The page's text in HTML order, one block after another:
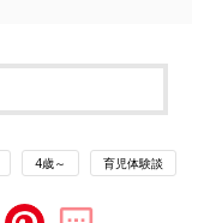
4歳～ 育児体験談